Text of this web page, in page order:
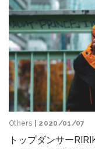
Others | 2020/01/07
トップダンサー